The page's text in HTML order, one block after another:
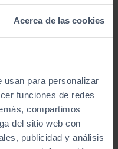
Acerca de las cookies
usan para personalizar
funciones de redes
compartimos
del sitio web con
publicidad y análisis
13.490
160 €/mes